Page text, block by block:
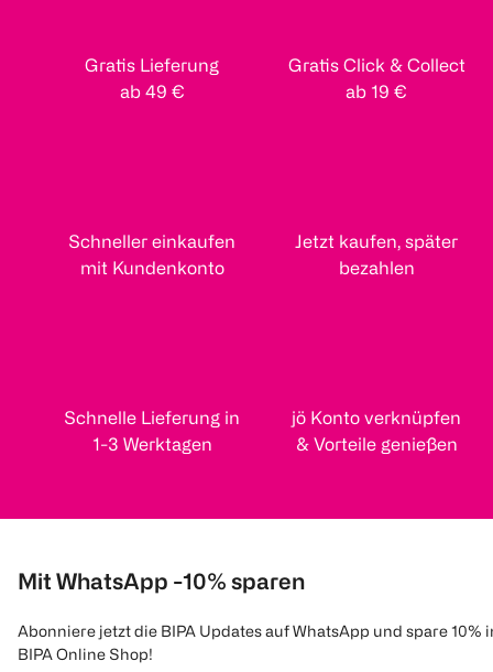
Gratis Lieferung
ab 49 €
Gratis Click & Collect
ab 19 €
Schneller einkaufen
mit Kundenkonto
Jetzt kaufen, später
bezahlen
Schnelle Lieferung in
1-3 Werktagen
jö Konto verknüpfen
& Vorteile genießen
Mit WhatsApp -10% sparen
Abonniere jetzt die BIPA Updates auf WhatsApp und spare 10%
BIPA Online Shop!